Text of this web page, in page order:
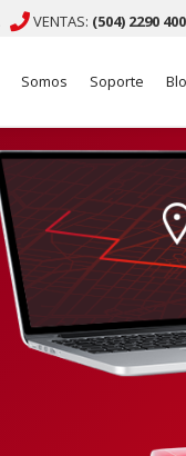
VENTAS: (504) 2290
Somos Soporte